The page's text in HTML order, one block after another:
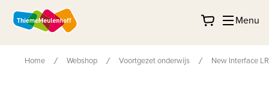
Menu
Home Webshop Voortgezet onderwijs New Interface